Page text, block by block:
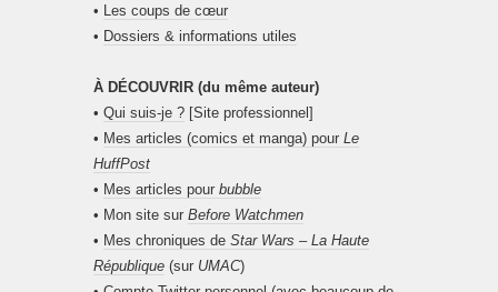
• Les coups de cœur
• Dossiers & informations utiles
À DÉCOUVRIR (du même auteur)
• Qui suis-je ? [Site professionnel]
• Mes articles (comics et manga) pour Le
HuffPost
• Mes articles pour bubble
• Mon site sur Before Watchmen
• Mes chroniques de Star Wars – La Haute
République (sur UMAC)